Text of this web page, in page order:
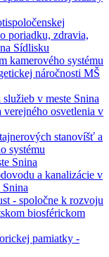
poriadku, zdravia,
Sídlisku
kamerového systému
náročnosti MŠ
v meste Snina
osvetlenia v
stanovíšť a
systému
Snina
a kanalizácie v
- spoločne k rozvoju
biosférickom
pamiatky -